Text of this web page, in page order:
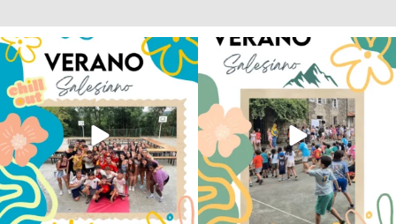
Los alumnos de 6º de Primaria, 1º y 2º
de la ESO...
145 2
La diversión y la alegría también se han
sentido...
93 0